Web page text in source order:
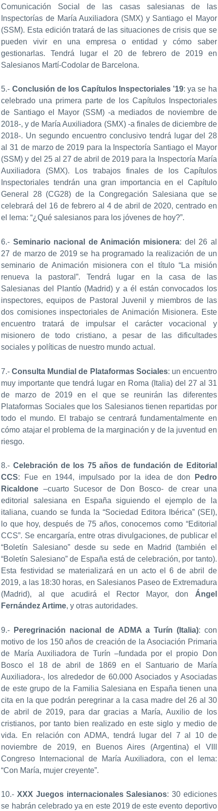
Comunicación Social de las casas salesianas de las
Inspectorías de María Auxiliadora (SMX) y Santiago el Mayor
(SSM). Esta edición tratará de las situaciones de crisis que se
pueden vivir en una empresa o entidad y cómo saber
gestionarlas. Tendrá lugar el 20 de febrero de 2019 en
Salesianos Martí-Codolar de Barcelona.
5.- Conclusión de los Capítulos Inspectoriales ’19: ya se ha
celebrado una primera parte de los Capítulos Inspectoriales
de Santiago el Mayor (SSM) -a mediados de noviembre de
2018-, y de María Auxiliadora (SMX) -a finales de diciembre de
2018-. Un segundo encuentro conclusivo tendrá lugar del 28
al 31 de marzo de 2019 para la Inspectoría Santiago el Mayor
(SSM) y del 25 al 27 de abril de 2019 para la Inspectoría María
Auxiliadora (SMX). Los trabajos finales de los Capítulos
Inspectoriales tendrán una gran importancia en el Capítulo
General 28 (CG28) de la Congregación Salesiana que se
celebrará del 16 de febrero al 4 de abril de 2020, centrado en
el lema: “¿Qué salesianos para los jóvenes de hoy?”.
6.- Seminario nacional de Animación misionera: del 26 al
27 de marzo de 2019 se ha programado la realización de un
seminario de Animación misionera con el título “La misión
renueva la pastoral”. Tendrá lugar en la casa de las
Salesianas del Plantío (Madrid) y a él están convocados los
inspectores, equipos de Pastoral Juvenil y miembros de las
dos comisiones inspectoriales de Animación Misionera. Este
encuentro tratará de impulsar el carácter vocacional y
misionero de todo cristiano, a pesar de las dificultades
sociales y políticas de nuestro mundo actual.
7.-Consulta Mundial de Plataformas Sociales: un encuentro
muy importante que tendrá lugar en Roma (Italia) del 27 al 31
de marzo de 2019 en el que se reunirán las diferentes
Plataformas Sociales que los Salesianos tienen repartidas por
todo el mundo. El trabajo se centrará fundamentalmente en
cómo atajar el problema de la marginación y de la juventud en
riesgo.
8.- Celebración de los 75 años de fundación de Editorial
CCS: Fue en 1944, impulsado por la idea de don
Pedro
Ricaldone –cuarto Sucesor de Don Bosco- de crear una
editorial salesiana en España siguiendo el ejemplo de la
italiana, cuando se funda la “Sociedad Editora Ibérica” (SEI),
lo que hoy, después de 75 años, conocemos como “Editorial
CCS”. Se encargaría, entre otras divulgaciones, de publicar el
“Boletín Salesiano” desde su sede en Madrid (también el
“Boletín Salesiano” de España está de celebración, por tanto).
Esta festividad se materializará en un acto el 6 de abril de
2019, a las 18:30 horas, en Salesianos Paseo de Extremadura
(Madrid), al que acudirá el Rector Mayor, don Ángel
Fernández Artime, y otras autoridades.
9.- Peregrinación nacional de ADMA a Turín (Italia): con
motivo de los 150 años de creación de la Asociación Primaria
de María Auxiliadora de Turín –fundada por el propio Don
Bosco el 18 de abril de 1869 en el Santuario de María
Auxiliadora-, los alrededor de 60.000 Asociados y Asociadas
de este grupo de la Familia Salesiana en España tienen una
cita en la que podrán peregrinar a la casa madre del 26 al 30
de abril de 2019, para dar gracias a María, Auxilio de los
cristianos, por tanto bien realizado en este siglo y medio de
vida. En relación con ADMA, tendrá lugar del 7 al 10 de
noviembre de 2019, en Buenos Aires (Argentina) el VIII
Congreso Internacional de María Auxiliadora, con el lema:
“Con María, mujer creyente”.
10.-XXX Juegos internacionales Salesianos: 30 ediciones
se habrán celebrado ya en este 2019 de este evento deportivo